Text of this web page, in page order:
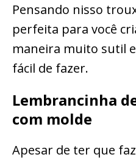
Pensando nisso
perfeita para você
maneira muito sutil
fácil de fazer.
Lembrancinha
com molde
Apesar de ter que